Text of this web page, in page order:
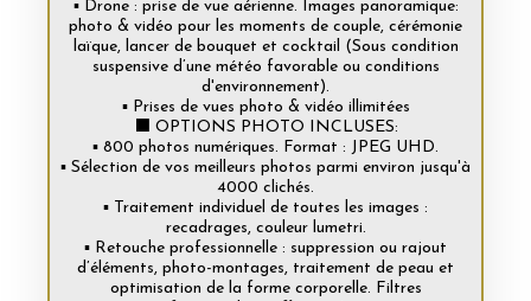
▪️ Drone : prise de vue aérienne. Images panoramique:
photo & vidéo pour les moments de couple, cérémonie
laïque, lancer de bouquet et cocktail (Sous condition
suspensive d’une météo favorable ou conditions
d'environnement).
▪️ Prises de vues photo & vidéo illimitées
⬛ OPTIONS PHOTO INCLUSES:
▪️ 800 photos numériques. Format : JPEG UHD.
▪️ Sélection de vos meilleurs photos parmi environ jusqu'à
4000 clichés.
▪️ Traitement individuel de toutes les images :
recadrages, couleur lumetri.
▪️ Retouche professionnelle : suppression ou rajout
d’éléments, photo-montages, traitement de peau et
optimisation de la forme corporelle. Filtres